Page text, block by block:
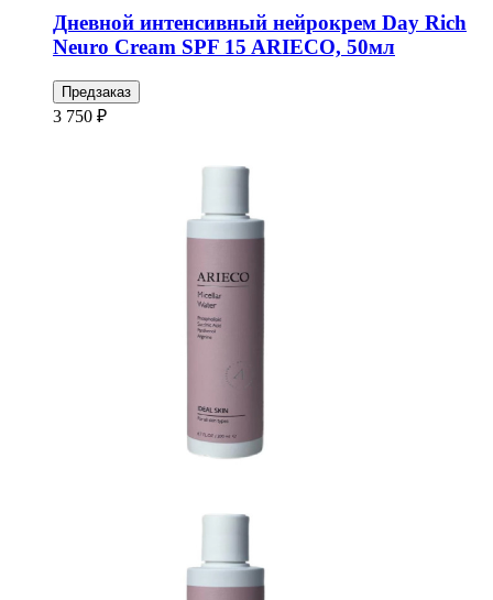
Дневной интенсивный нейрокрем Day Rich
Neuro Cream SPF 15 ARIECO, 50мл
Предзаказ
3 750 ₽